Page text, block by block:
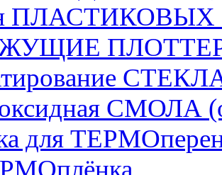
ПЛАСТИКОВЫХ
СМОЛА
для